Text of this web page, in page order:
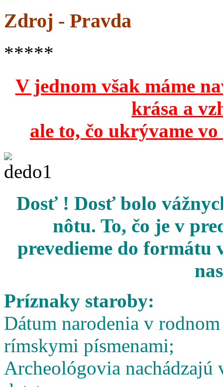
Zdroj - Pravda
*****
V jednom však máme
krása a
ale to, čo ukrývame
Dosť ! Dosť bolo
nôtu. To, čo je v
prevedieme do formátu
Príznaky staroby:
Dátum narodenia v
rímskymi písmenami;
Archeológovia nachádzajú